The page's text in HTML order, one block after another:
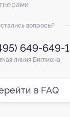
вопросы?
649-649-1
линия Биглиона
в FAQ